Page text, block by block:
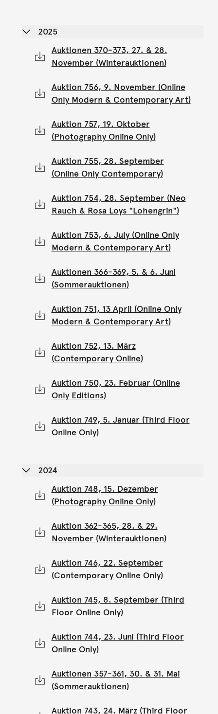
2025
Auktionen 370-373, 27. & 28.
November (Winterauktionen)
Auktion 756, 9. November (Online
Only Modern & Contemporary Art)
Auktion 757, 19. Oktober
(Photography Online Only)
Auktion 755, 28. September
(Online Only Contemporary)
Auktion 754, 28. September (Neo
Rauch & Rosa Loys "Lohengrin")
Auktion 753, 6. July (Online Only
Modern & Contemporary Art)
Auktionen 366-369, 5. & 6. Juni
(Sommerauktionen)
Auktion 751, 13 April (Online Only
Modern & Contemporary Art)
Auktion 752, 13. März
(Contemporary Online)
Auktion 750, 23. Februar (Online
Only Editions)
Auktion 749, 5. Januar (Third Floor
Online Only)
2024
Auktion 748, 15. Dezember
(Photography Online Only)
Auktion 362-365, 28. & 29.
November (Winterauktionen)
Auktion 746, 22. September
(Contemporary Online Only)
Auktion 745, 8. September (Third
Floor Online Only)
Auktion 744, 23. Juni (Third Floor
Online Only)
Auktionen 357-361, 30. & 31. Mai
(Sommerauktionen)
Auktion 743, 24. März (Third Floor